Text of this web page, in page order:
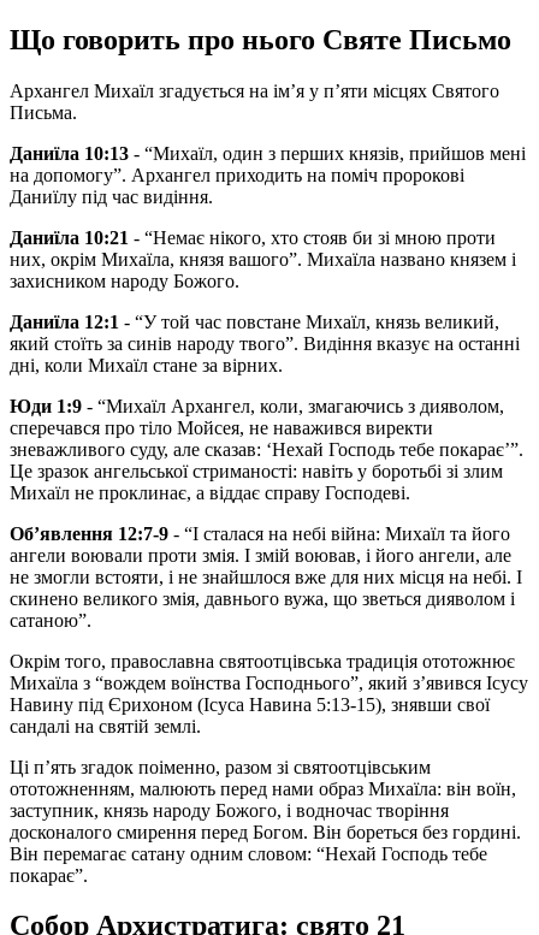
Що говорить про нього Святе Письмо
Архангел Михаїл згадується на ім’я у п’яти місцях Святого
Письма.
Даниїла 10:13 - “Михаїл, один з перших князів, прийшов мені
на допомогу”. Архангел приходить на поміч пророкові
Даниїлу під час видіння.
Даниїла 10:21 - “Немає нікого, хто стояв би зі мною проти
них, окрім Михаїла, князя вашого”. Михаїла названо князем і
захисником народу Божого.
Даниїла 12:1 - “У той час повстане Михаїл, князь великий,
який стоїть за синів народу твого”. Видіння вказує на останні
дні, коли Михаїл стане за вірних.
Юди 1:9 - “Михаїл Архангел, коли, змагаючись з дияволом,
сперечався про тіло Мойсея, не наважився виректи
зневажливого суду, але сказав: ‘Нехай Господь тебе покарає’”.
Це зразок ангельської стриманості: навіть у боротьбі зі злим
Михаїл не проклинає, а віддає справу Господеві.
Об’явлення 12:7-9 - “І сталася на небі війна: Михаїл та його
ангели воювали проти змія. І змій воював, і його ангели, але
не змогли встояти, і не знайшлося вже для них місця на небі. І
скинено великого змія, давнього вужа, що зветься дияволом і
сатаною”.
Окрім того, православна святоотцівська традиція ототожнює
Михаїла з “вождем воїнства Господнього”, який з’явився Ісусу
Навину під Єрихоном (Ісуса Навина 5:13-15), знявши свої
сандалі на святій землі.
Ці п’ять згадок поіменно, разом зі святоотцівським
ототожненням, малюють перед нами образ Михаїла: він воїн,
заступник, князь народу Божого, і водночас творіння
досконалого смирення перед Богом. Він бореться без гордині.
Він перемагає сатану одним словом: “Нехай Господь тебе
покарає”.
Собор Архистратига: свято 21